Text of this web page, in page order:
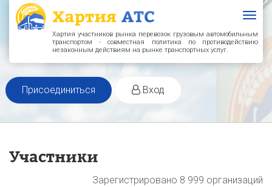
Хартия участников рынка перевозок грузовым автомобильным
транспортом - совместная политика по противодействию
незаконным действиям на рынке транспортных услуг.
Присоединиться Вход
Участники
Зарегистрировано 8 999 организаций